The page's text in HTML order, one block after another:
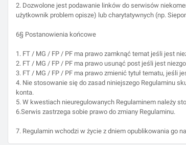
2. Dozwolone jest podawanie linków do serwisów
użytkownik problem opisze) lub charytatywnych (np.
6§ Postanowienia końcowe
1. FT / MG / FP / PF ma prawo zamknąć temat jeśli jest
2. FT / MG / FP / PF ma prawo usunąć post jeśli jest
3. FT / MG / FP / PF ma prawo zmienić tytuł tematu, jeśli
4. Nie stosowanie się do zasad niniejszego Regulaminu
konta.
5. W kwestiach nieuregulowanych Regulaminem należy
6.Serwis zastrzega sobie prawo do zmiany Regulaminu.
7. Regulamin wchodzi w życie z dniem opublikowania go